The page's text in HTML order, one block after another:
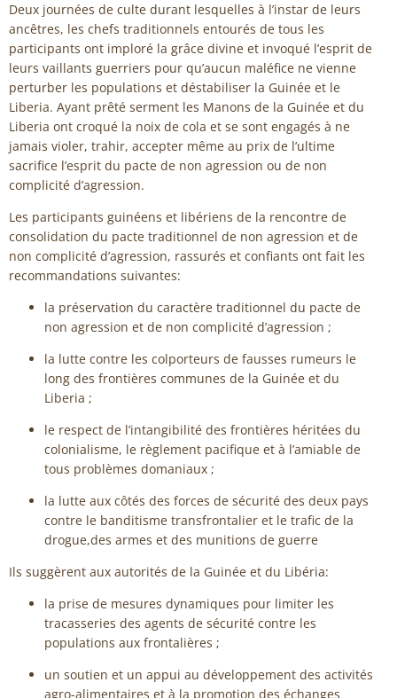
Deux journées de culte durant lesquelles à l’instar de leurs
ancêtres, les chefs traditionnels entourés de tous les
participants ont imploré la grâce divine et invoqué l’esprit de
leurs vaillants guerriers pour qu’aucun maléfice ne vienne
perturber les populations et déstabiliser la Guinée et le
Liberia. Ayant prêté serment les Manons de la Guinée et du
Liberia ont croqué la noix de cola et se sont engagés à ne
jamais violer, trahir, accepter même au prix de l’ultime
sacrifice l’esprit du pacte de non agression ou de non
complicité d’agression.
Les participants guinéens et libériens de la rencontre de
consolidation du pacte traditionnel de non agression et de
non complicité d’agression, rassurés et confiants ont fait les
recommandations suivantes:
la préservation du caractère traditionnel du pacte de
non agression et de non complicité d’agression ;
la lutte contre les colporteurs de fausses rumeurs le
long des frontières communes de la Guinée et du
Liberia ;
le respect de l’intangibilité des frontières héritées du
colonialisme, le règlement pacifique et à l’amiable de
tous problèmes domaniaux ;
la lutte aux côtés des forces de sécurité des deux pays
contre le banditisme transfrontalier et le trafic de la
drogue,des armes et des munitions de guerre
Ils suggèrent aux autorités de la Guinée et du Libéria:
la prise de mesures dynamiques pour limiter les
tracasseries des agents de sécurité contre les
populations aux frontalières ;
un soutien et un appui au développement des activités
agro-alimentaires et à la promotion des échanges